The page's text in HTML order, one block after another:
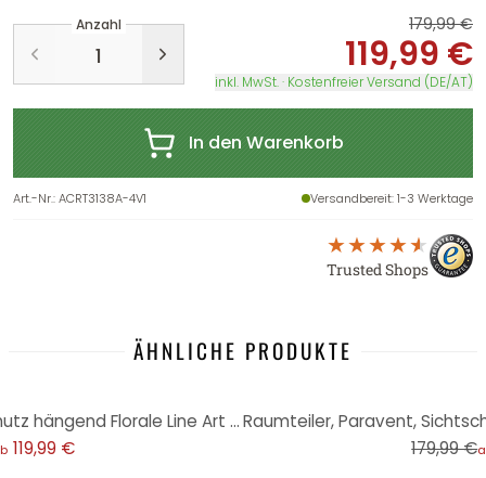
Anzahl 179,99 €
119,99 €
inkl. MwSt. · Kostenfreier Versand (DE/AT)
In den Warenkorb
Art.-Nr.:ACRT3138A-4V1 Versandbereit: 1-3 Werktage
Trusted Shops
ÄHNLICHE PRODUKTE
Raumteiler, Paravent, Sichtschutz hängend Florale Line Art - Blätter
119,99 € 179,99 €